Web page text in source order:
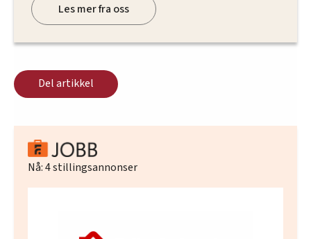
Les mer fra oss
Del artikkel
Nå:4stillingsannonser